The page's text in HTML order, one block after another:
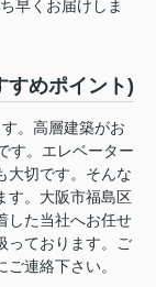
早くお届けしま
すめポイント)
。高層建築がお
す。エレベーター
大切です。そんな
す。大阪市福島区
した当社へお任せ
っております。ご
連絡下さい。